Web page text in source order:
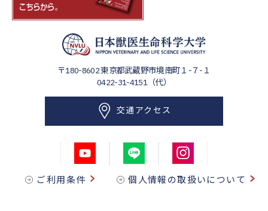
〒180-8602東京都武蔵野市境南町１-７-１
0422-31-4151（代）
交通アクセス
ご利用条件 個人情報の取扱いについて